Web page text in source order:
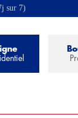
sur 7)